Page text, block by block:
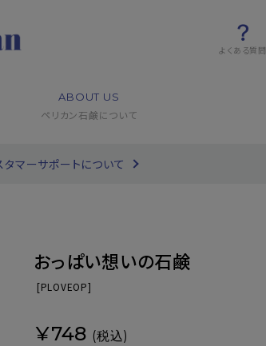
よくある質問
ABOUT US
ペリカン石鹸について
マーサポートについて
おっぱい想いの石鹸
[PLOVEOP]
¥748 (税込)